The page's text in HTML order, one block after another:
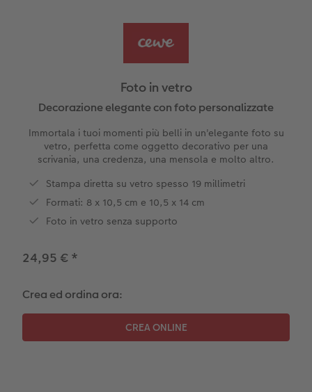
Foto adesivi
Poster premium
Come ordinare
Gallery print
Forex
Mosaico
Tipi di carta
Foto in vetro
Decorazione elegante con foto personalizzate
Immortala i tuoi momenti più belli in un'elegante foto su
vetro, perfetta come oggetto decorativo per una
scrivania, una credenza, una mensola e molto altro.
Stampa diretta su vetro spesso 19 millimetri
Formati: 8 x 10,5 cm e 10,5 x 14 cm
Foto in vetro senza supporto
24,95 € *
Crea ed ordina ora: